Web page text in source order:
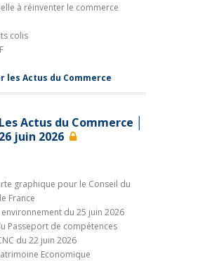
à réinventer le commerce
colis
les Actus du Commerce
Les Actus du Commerce │
26 juin 2026
graphique pour le Conseil du
France
du 25 juin 2026
Passeport de compétences
du 22 juin 2026
Economique